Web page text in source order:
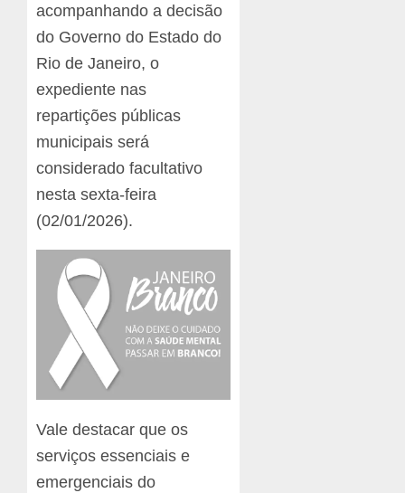
acompanhando a decisão
do Governo do Estado do
Rio de Janeiro, o
expediente nas
repartições públicas
municipais será
considerado facultativo
nesta sexta-feira
(02/01/2026).
Vale destacar que os
serviços essenciais e
emergenciais do